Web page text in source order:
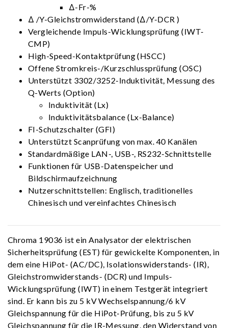
Δ-Fr-%
Δ /Y-Gleichstromwiderstand (Δ/Y-DCR )
Vergleichende Impuls-Wicklungsprüfung (IWT-
CMP)
High-Speed-Kontaktprüfung (HSCC)
Offene Stromkreis-/Kurzschlussprüfung (OSC)
Unterstützt 3302/3252-Induktivität, Messung des
Q-Werts (Option)
Induktivität (Lx)
Induktivitätsbalance (Lx-Balance)
FI-Schutzschalter (GFI)
Unterstützt Scanprüfung von max. 40 Kanälen
Standardmäßige LAN-, USB-, RS232-Schnittstelle
Funktionen für USB-Datenspeicher und
Bildschirmaufzeichnung
Nutzerschnittstellen: Englisch, traditionelles
Chinesisch und vereinfachtes Chinesisch
Chroma 19036 ist ein Analysator der elektrischen
Sicherheitsprüfung (EST) für gewickelte Komponenten, in
dem eine HiPot- (AC/DC), Isolationswiderstands- (IR),
Gleichstromwiderstands- (DCR) und Impuls-
Wicklungsprüfung (IWT) in einem Testgerät integriert
sind. Er kann bis zu 5 kV Wechselspannung/6 kV
Gleichspannung für die HiPot-Prüfung, bis zu 5 kV
Gleichspannung für die IR-Messung, den Widerstand von